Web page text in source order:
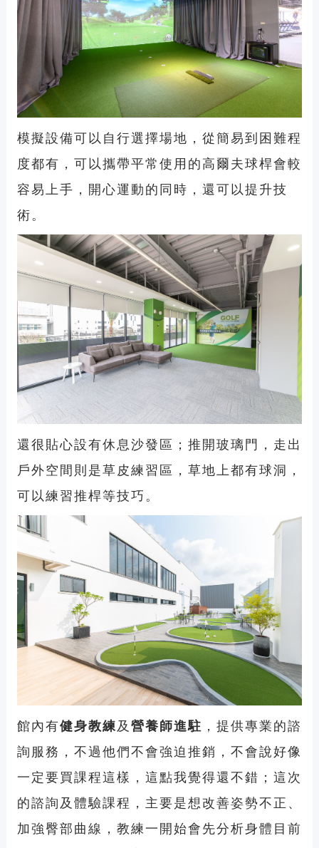
模擬設備可以自行選擇場地，從簡易到困難程
度都有，可以攜帶平常使用的高爾夫球桿會較
容易上手，開心運動的同時，還可以提升技
術。
還很貼心設有休息沙發區；推開玻璃門，走出
戶外空間則是草皮練習區，草地上都有球洞，
可以練習推桿等技巧。
館內有健身教練及 營養師進駐 ，提供專業的諮
詢服務，不過他們不會強迫推銷，不會說好像
一定要買課程這樣，這點我覺得還不錯；這次
的諮詢及體驗課程，主要是想改善姿勢不正、
加強臀部曲線，教練一開始會先分析身體目前